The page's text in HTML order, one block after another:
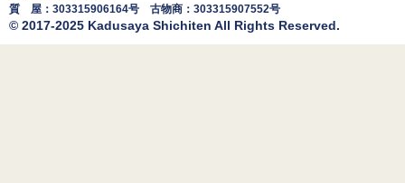
質 屋：303315906164号 古物商：303315907552号
© 2017-2025 Kadusaya Shichiten All Rights Reserved.